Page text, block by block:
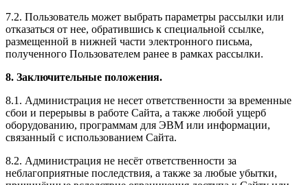
7.2. Пользователь может выбрать параметры рассылки или
отказаться от нее, обратившись к специальной ссылке,
размещенной в нижней части электронного письма,
полученного Пользователем ранее в рамках рассылки.
8. Заключительные положения.
8.1. Администрация не несет ответственности за временные
сбои и перерывы в работе Сайта, а также любой ущерб
оборудованию, программам для ЭВМ или информации,
связанный с использованием Сайта.
8.2. Администрация не несёт ответственности за
неблагоприятные последствия, а также за любые убытки,